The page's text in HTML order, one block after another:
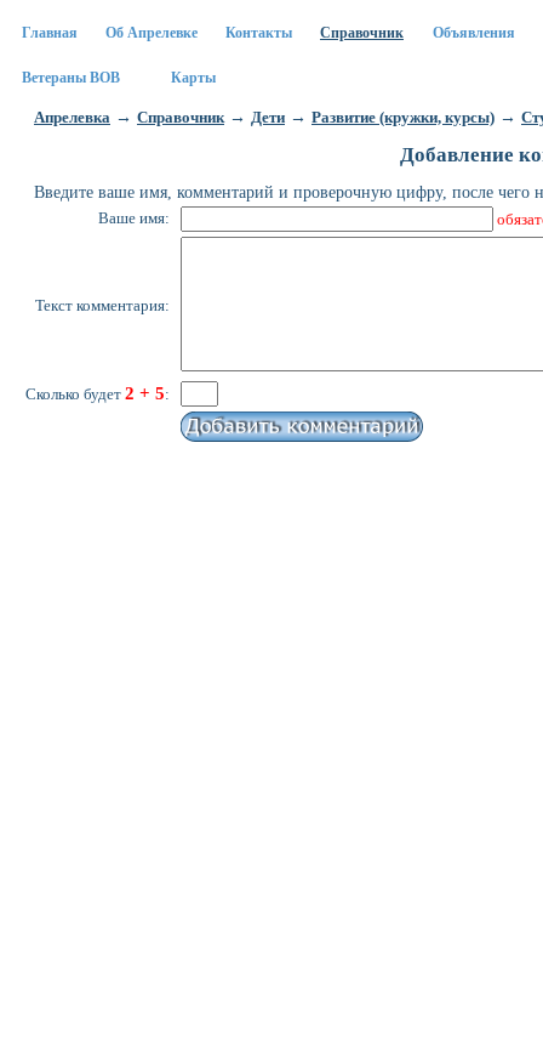
Главная Об Апрелевке Контакты Справочник Объявления
Ветераны ВОВ Карты
Апрелевка → Справочник → Дети → Развитие (кружки, курсы) →
Добавление
Введите ваше имя, комментарий и проверочную цифру, после чего
Ваше имя:
Текст комментария:
Сколько будет 2 + 5: